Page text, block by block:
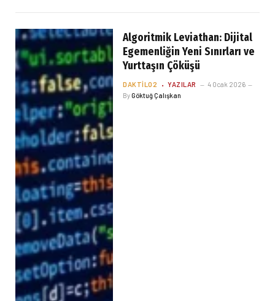
Algoritmik Leviathan: Dijital
Egemenliğin Yeni Sınırları ve
Yurttaşın Çöküşü
DAKTILO2 YAZILAR
4 Ocak 2026
ByGöktuğ Çalışkan